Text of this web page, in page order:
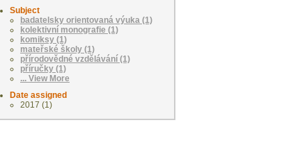
Subject
badatelsky orientovaná výuka (1)
kolektivní monografie (1)
komiksy (1)
mateřské školy (1)
přírodovědné vzdělávání (1)
příručky (1)
... View More
Date assigned
2017 (1)